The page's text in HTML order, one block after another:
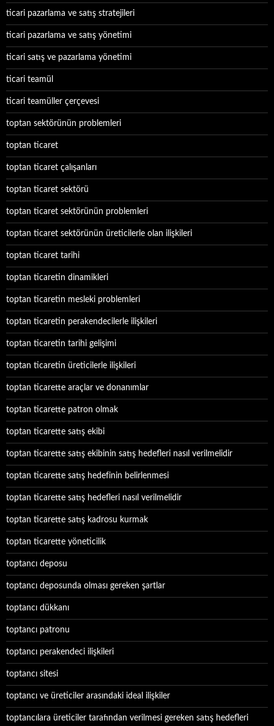
ticari pazarlama ve satış stratejileri
ticari pazarlama ve satış yönetimi
ticari satış ve pazarlama yönetimi
ticari teamül
ticari teamüller çerçevesi
toptan sektörünün problemleri
toptan ticaret
toptan ticaret çalışanları
toptan ticaret sektörü
toptan ticaret sektörünün problemleri
toptan ticaret sektörünün üreticilerle olan ilişkileri
toptan ticaret tarihi
toptan ticaretin dinamikleri
toptan ticaretin mesleki problemleri
toptan ticaretin perakendecilerle ilişkileri
toptan ticaretin tarihi gelişimi
toptan ticaretin üreticilerle ilişkileri
toptan ticarette araçlar ve donanımlar
toptan ticarette patron olmak
toptan ticarette satış ekibi
toptan ticarette satış ekibinin satış hedefleri nasıl verilmelidir
toptan ticarette satış hedefinin belirlenmesi
toptan ticarette satış hedefleri nasıl verilmelidir
toptan ticarette satış kadrosu kurmak
toptan ticarette yöneticilik
toptancı deposu
toptancı deposunda olması gereken şartlar
toptancı dükkanı
toptancı patronu
toptancı perakendeci ilişkileri
toptancı sitesi
toptancı ve üreticiler arasındaki ideal ilişkiler
toptancılara üreticiler tarafından verilmesi gereken satış hedefleri